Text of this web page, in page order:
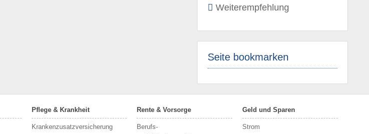
Weiterempfehlung
Seite bookmarken
Pflege & Krankheit
Krankenzusatzversicherung
Rente & Vorsorge
Berufs­
Geld und Sparen
Strom